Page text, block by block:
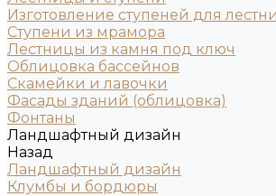
Изготовление ступеней для
Ступени из мрамора
Лестницы из камня под ключ
Облицовка бассейнов
Скамейки и лавочки
Фасады зданий (облицовка)
Фонтаны
Ландшафтный дизайн
Назад
Ландшафтный дизайн
Клумбы и бордюры